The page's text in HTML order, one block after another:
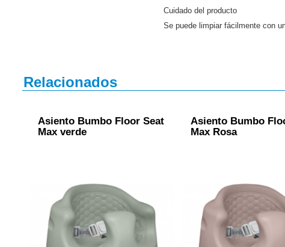
Cuidado del producto
Se puede limpiar fácilmente con
Relacionados
Asiento Bumbo Floor Seat
Max verde
Asiento Bumbo
Max Rosa